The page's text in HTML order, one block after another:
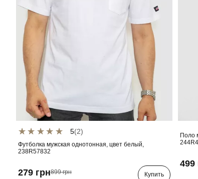
5(2)
Футболка мужская однотонная, цвет белый,
238R57832
279 грн899 грн Купить
Поло
499